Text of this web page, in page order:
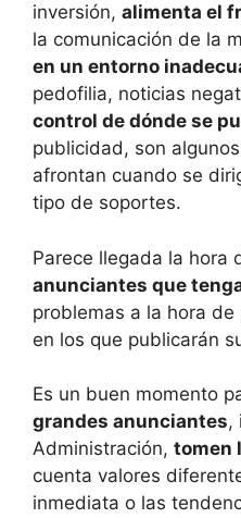
inversión, alimenta el
la comunicación de la
en un entorno
pedofilia, noticias
control de dónde se
publicidad, son
afrontan cuando se
tipo de soportes.
Parece llegada la hora
anunciantes que
problemas a la hora
en los que publicarán
Es un buen momento
grandes anunciantes,
Administración, tomen
cuenta valores
inmediata o las